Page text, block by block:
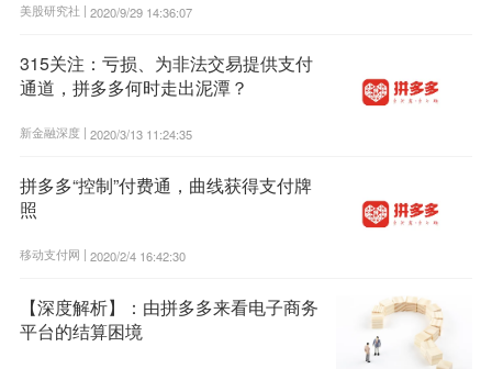
美股研究社 | 2020/9/29 14:36:07
315关注：亏损、为非法交易提供支付
通道，拼多多何时走出泥潭？
新金融深度 | 2020/3/13 11:24:35
拼多多“控制”付费通，曲线获得支付牌
照
移动支付网 | 2020/2/4 16:42:30
【深度解析】：由拼多多来看电子商务
平台的结算困境